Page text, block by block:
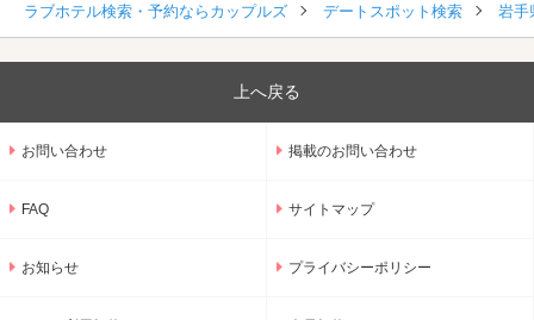
ラブホテル検索・予約ならカップルズ デートスポット検索 岩手
上へ戻る
お問い合わせ 掲載のお問い合わせ
FAQ サイトマップ
お知らせ プライバシーポリシー